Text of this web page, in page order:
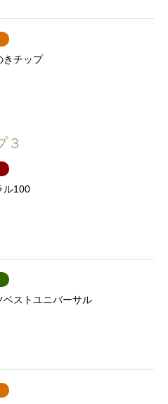
きチップ
３
ル100
ベストユニバーサル